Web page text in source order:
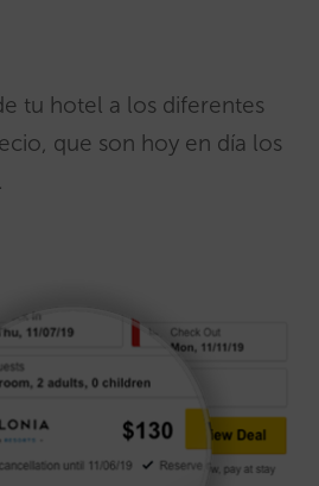
tu hotel a los diferentes
que son hoy en día los